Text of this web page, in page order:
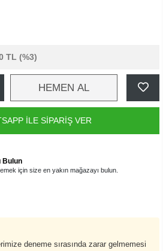
TL (%3)
HEMEN AL
İLE SİPARİŞ VER
Bulun
için size en yakın mağazayı bulun.
deneme sırasında zarar gelmemesi